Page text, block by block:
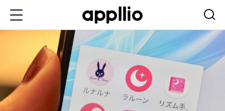
テ
ン